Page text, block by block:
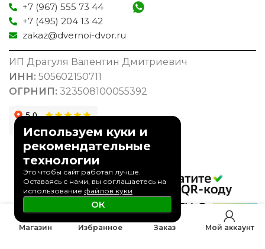
+7 (967) 555 73 44
+7 (495) 204 13 42
zakaz@dvernoi-dvor.ru
ИП Драгуля Валентин Дмитриевич
ИНН: 505602150711
ОГРНИП: 323508100055392
Информация
Вызов замерщика
Как заказать
Гарантия
Магазин Избранное
0
Заказ Мой аккаунт
Используем куки и
рекомендательные
технологии
Это чтобы сайт работал лучше.
Оставаясь с нами, вы соглашаетесь на
использование файлов куки
ОК